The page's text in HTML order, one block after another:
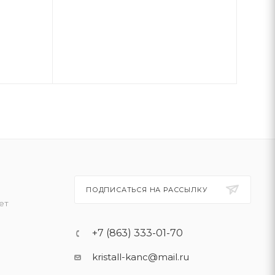
ПОДПИСАТЬСЯ НА РАССЫЛКУ
+7 (863) 333-01-70
kristall-kanc@mail.ru